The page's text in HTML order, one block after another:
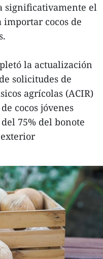
significativamente el
cocos de
la actualización
solicitudes de
agrícolas (ACIR)
cocos jóvenes
75% del bonote